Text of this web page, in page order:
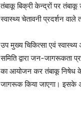
तंबाकू बिक्री केन्द्रों पर
स्वास्थ्य चेतावनी प्रदर्शन वाले
उप मुख्य चिकित्सा एवं
समिति द्वारा जन-जागरूकता
का आयोजन कर तंबाकू निषेध
जागरूक किया जाएगा। इसके